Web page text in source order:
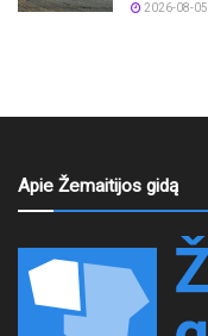
2026-08-05
Apie Žemaitijos gidą